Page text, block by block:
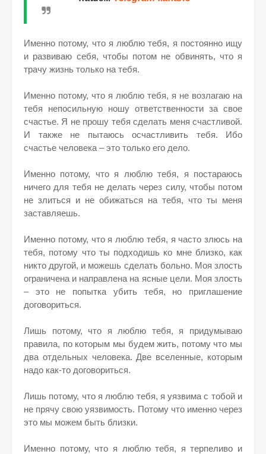
Именно потому, что я люблю тебя, я постоянно ищу
и развиваю себя, чтобы потом не обвинять, что я
трачу жизнь только на тебя.
Именно потому, что я люблю тебя, я не возлагаю на
тебя непосильную ношу ответственности за свое
счастье. Я не прошу тебя сделать меня счастливой.
И также не пытаюсь осчастливить тебя. Ибо
счастье человека – это только его дело.
Именно потому, что я люблю тебя, я постараюсь
ничего для тебя не делать через силу, чтобы потом
не злиться и не обижаться на тебя, что ты меня
заставляешь.
Именно потому, что я люблю тебя, я часто злюсь на
тебя, потому что ты подходишь ко мне близко, как
никто другой, и можешь сделать больно. Моя злость
ограничена и направлена на ясные цели. Моя злость
– это не попытка убить тебя, но приглашение
договориться.
Лишь потому, что я люблю тебя, я придумываю
правила, по которым мы будем жить, потому что мы
два отдельных человека. Две вселенные, которым
надо как-то договориться.
Лишь потому, что я люблю тебя, я уязвима с тобой и
не прячу свою уязвимость. Потому что именно через
это мы можем быть близки.
Именно потому, что я люблю тебя, я терпеливо и